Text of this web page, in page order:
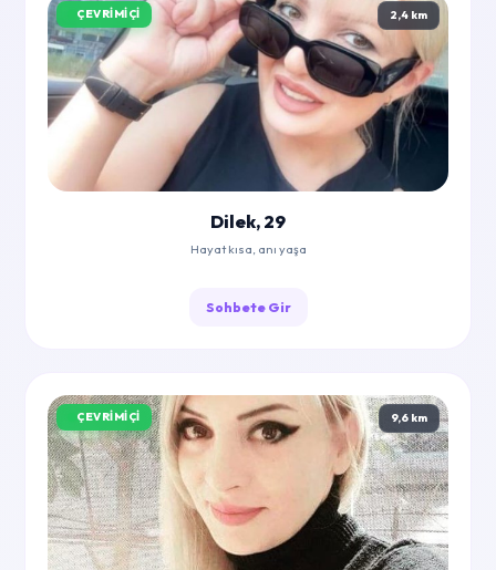
ÇEVRIMIÇI 2,4 km
Dilek, 29
Hayat kısa, anı yaşa
Sohbete Gir
ÇEVRIMIÇI 9,6 km